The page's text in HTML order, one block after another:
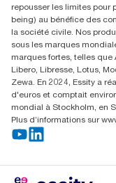
repousser les limites pour
being) au bénéfice des
la société civile. Nos
sous les marques
marques fortes, telles que
Libero, Libresse, Lotus,
Zewa. En 2024, Essity a
d'euros et comptait
mondial à Stockholm, en
Plus d’informations sur